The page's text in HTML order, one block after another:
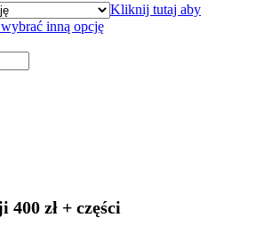
Kliknij tutaj aby
inną opcję
400 zł + części